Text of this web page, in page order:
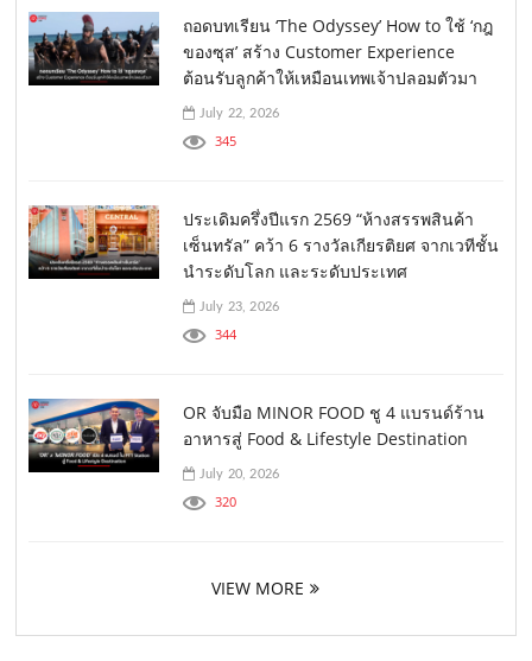
ถอดบทเรียน ‘The Odyssey’ How to ใช้ ‘กฎ
ของซุส’ สร้าง Customer Experience
ต้อนรับลูกค้าให้เหมือนเทพเจ้าปลอมตัวมา
July 22, 2026
345
ประเดิมครึ่งปีแรก 2569 “ห้างสรรพสินค้า
เซ็นทรัล” คว้า 6 รางวัลเกียรติยศ จากเวทีชั้น
นำระดับโลก และระดับประเทศ
July 23, 2026
344
OR จับมือ MINOR FOOD ชู 4 แบรนด์ร้าน
อาหารสู่ Food & Lifestyle Destination
July 20, 2026
320
VIEW MORE